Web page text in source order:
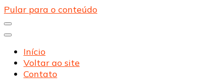
Pular para o conteúdo
Início
Voltar ao site
Contato